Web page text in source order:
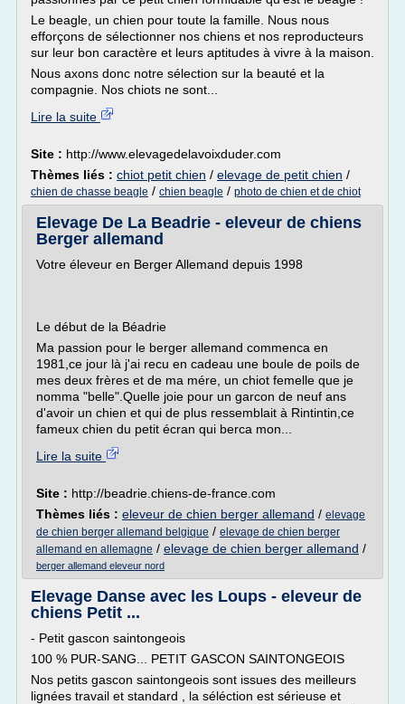
Le beagle, un chien pour toute la famille. Nous nous
efforçons de sélectionner nos chiens et nos reproducteurs
sur leur bon caractère et leurs aptitudes à vivre à la maison.
Nous axons donc notre sélection sur la beauté et la
compagnie. Nos chiots ne sont...
Lire la suite
Site : http://www.elevagedelavoixduder.com
Thèmes liés : chiot petit chien / elevage de petit chien /
chien de chasse beagle / chien beagle / photo de chien et de chiot
Elevage De La Beadrie - eleveur de chiens
Berger allemand
Votre éleveur en Berger Allemand depuis 1998
Le début de la Béadrie
Ma passion pour le berger allemand commenca en
1981,ce jour là j'ai recu en cadeau une boule de poils de
mes deux frères et de ma mére, un chiot femelle que je
nomma "belle".Quelle joie pour un garcon de neuf ans
d'avoir un chien et qui de plus ressemblait à Rintintin,ce
fameux chien du petit écran qui berca mon...
Lire la suite
Site : http://beadrie.chiens-de-france.com
Thèmes liés : eleveur de chien berger allemand / elevage
de chien berger allemand belgique / elevage de chien berger
allemand en allemagne / elevage de chien berger allemand /
berger allemand eleveur nord
Elevage Danse avec les Loups - eleveur de
chiens Petit ...
- Petit gascon saintongeois
100 % PUR-SANG... PETIT GASCON SAINTONGEOIS
Nos petits gascon saintongeois sont issues des meilleurs
lignées travail et standard , la séléction est sérieuse et